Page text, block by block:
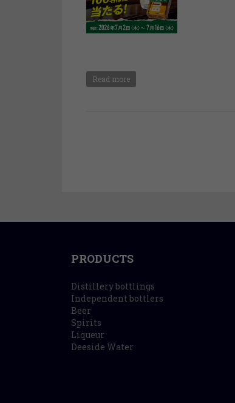
Read more
PRODUCTS
Distillery bottlings
Independent bottlers
Beer
Spirits
Liqueur
Deeside Water